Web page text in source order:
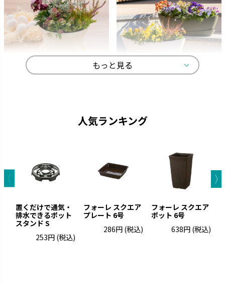
グレーニー
もっと見る
人気ランキング
置くだけで通気・
排水できるポット
スタンド S
253円 (税込)
フォーレ スクエア
プレート 6号
286円 (税込)
フォーレ スクエア
ポット 6号
638円 (税込)